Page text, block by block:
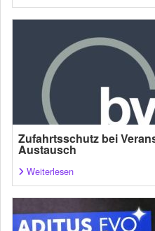
Zufahrtsschutz bei
Austausch
Weiterlesen